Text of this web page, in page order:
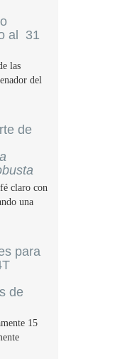
al 31
las
del
de
claro con
una
para
de
15